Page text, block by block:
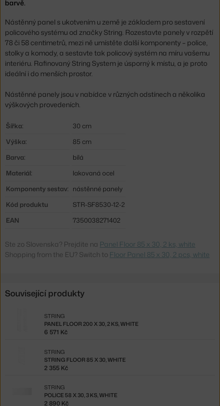
barvě.
Nástěnný panel s ukotvením u země je základem pro sestavení
policového systému od značky String. Rozestavte panely v rozpětí
78 či 58 centimetrů, mezi ně umístěte další komponenty – police,
stolky a komody, a sestavte tak policový systém na míru vašemu
interiéru. Rafinovaný String System je úsporný k místu, a je proto
ideální i do menších prostor.
Nástěnné panely jsou v nabídce v různých odstínech a několika
výškových provedeních.
Šířka:
30 cm
Výška:
85 cm
Barva:
bílá
Materiál:
lakovaná ocel
Komponenty sestav: nástěnné panely
Kód produktu
STR-SF8530-12-2
EAN
7350038271402
Ste zo Slovenska? Prejdite na Panel Floor 85 x 30, 2 ks, white
Shopping from the EU? Switch to Floor Panel 85 x 30, 2 pcs, white
Související produkty
PANEL FLOOR 200 X 30, 2 KS, WHITE
STRING
6 571 Kč
STRING FLOOR 85 X 30, WHITE
STRING
2 355 Kč
POLICE 58 X 30, 3 KS, WHITE
STRING
2 890 Kč